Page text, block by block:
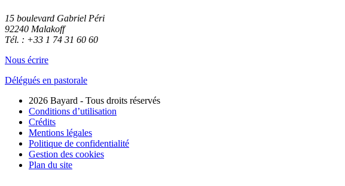
15 boulevard Gabriel Péri
92240 Malakoff
Tél. : +33 1 74 31 60 60
Nous écrire
Délégués en pastorale
2026 Bayard - Tous droits réservés
Conditions d’utilisation
Crédits
Mentions légales
Politique de confidentialité
Gestion des cookies
Plan du site